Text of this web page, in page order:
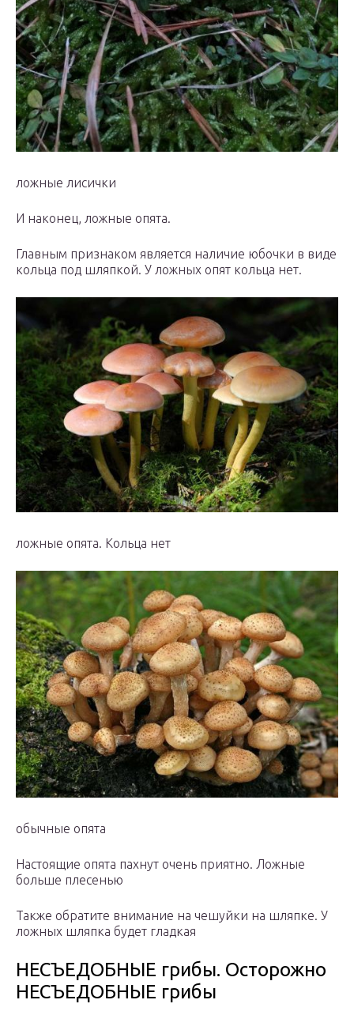
ложные лисички
И наконец, ложные опята.
Главным признаком является наличие юбочки в виде
кольца под шляпкой. У ложных опят кольца нет.
ложные опята. Кольца нет
обычные опята
Настоящие опята пахнут очень приятно. Ложные
больше плесенью
Также обратите внимание на чешуйки на шляпке. У
ложных шляпка будет гладкая
НЕСЪЕДОБНЫЕ грибы. Осторожно
НЕСЪЕДОБНЫЕ грибы